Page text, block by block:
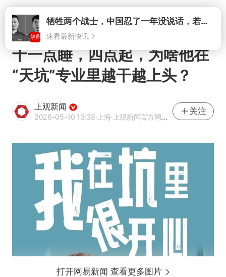
打开牺牲两个战士，中国忍了一年没说话，若菲律宾死了人，他会开战吗
速看最新快讯
十一点睡，四点起，为啥他在
“天坑”专业里越干越上头？
上观新闻
2026-05-10 13:38·上海·上观新闻官方网易号
关注
打开网易新闻 查看更多图片